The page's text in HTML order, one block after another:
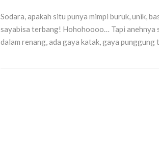
Sodara, apakah situ punya mimpi buruk, unik,
sayabisa terbang! Hohohoooo… Tapi anehnya
dalam renang, ada gaya katak, gaya punggung